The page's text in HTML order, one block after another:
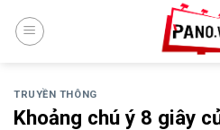
TRUYỀN THÔNG
Khoảng chú ý 8 giây